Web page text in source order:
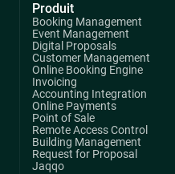
Produit
Booking Management
Event Management
Digital Proposals
Customer Management
Online Booking Engine
Invoicing
Accounting Integration
Online Payments
Point of Sale
Remote Access Control
Building Management
Request for Proposal
Jaqqo